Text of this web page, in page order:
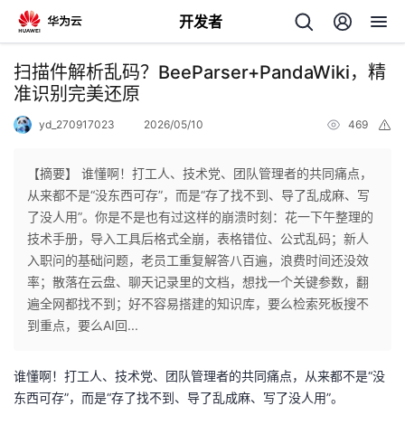
开发者
返
回
个
人
主
我
的
发
扫描件解析乱码？BeeParser+PandaWiki，精
准识别完美还原
yd_270917023 2026/05/10 469
【摘要】 谁懂啊！打工人、技术党、团队管理者的共同痛点，
从来都不是“没东西可存”，而是“存了找不到、导了乱成麻、写
了没人用”。你是不是也有过这样的崩溃时刻：花一下午整理的
技术手册，导入工具后格式全崩，表格错位、公式乱码；新人
入职问的基础问题，老员工重复解答八百遍，浪费时间还没效
率；散落在云盘、聊天记录里的文档，想找一个关键参数，翻
遍全网都找不到；好不容易搭建的知识库，要么检索死板搜不
到重点，要么AI回...
谁懂啊！打工人、技术党、团队管理者的共同痛点，从来都不是“没
东西可存”，而是“存了找不到、导了乱成麻、写了没人用”。